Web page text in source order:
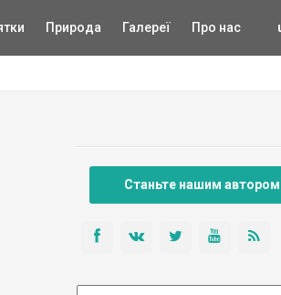
Природа Галереї Про нас
Станьте нашим автором